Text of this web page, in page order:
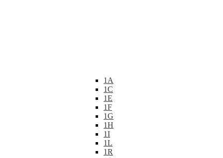
1A
1C
1E
1F
1G
1H
1I
1L
1R